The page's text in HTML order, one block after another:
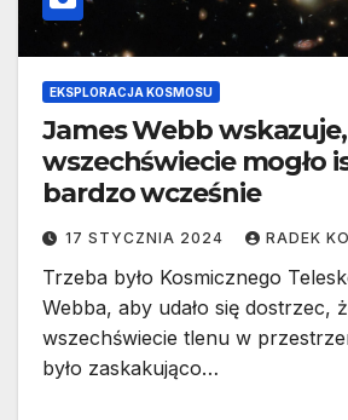
EKSPLORACJA KOSMOSU
James Webb
wszechświecie mogło
bardzo wcześnie
17 STYCZNIA 2024 RADEK
Trzeba było Kosmicznego
Webba, aby udało się dostrzec,
wszechświecie tlenu w
było zaskakująco…